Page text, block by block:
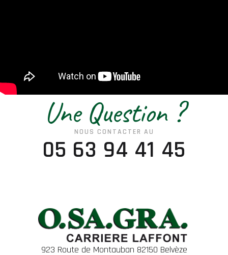
Une Question ?
NOUS CONTACTER AU
05 63 94 41 45
923 Route de Montauban 82150 Belvèze